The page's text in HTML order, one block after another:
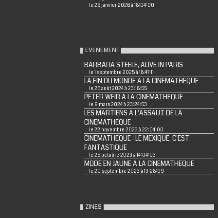
le 25 janvier 2026 à 18:04:00
EVENEMENT
BARBARA STEELE, ALIVE IN PARIS
le 1 septembre 2025 à 18:47:11
LA FIN DU MONDE A LA CINEMATHEQUE
le 25 août 2024 à 23:18:55
PETER WEIR A LA CINEMATHEQUE
le 9 mars 2024 à 23:24:53
LES MARTIENS A L'ASSAUT DE LA
CINEMATHEQUE
le 22 novembre 2023 à 22:04:00
CINEMATHEQUE : LE MEXIQUE, C'EST
FANTASTIQUE
le 25 octobre 2023 à 14:04:03
MODE EN JAUNE A LA CINEMATHEQUE
le 20 septembre 2023 à 13:28:09
ZINES